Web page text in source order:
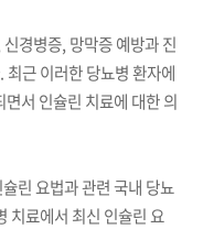
경병증, 망막증 예방과 진
근 이러한 당뇨병 환자에
서 인슐린 치료에 대한 의
린 요법과 관련 국내 당뇨
치료에서 최신 인슐린 요